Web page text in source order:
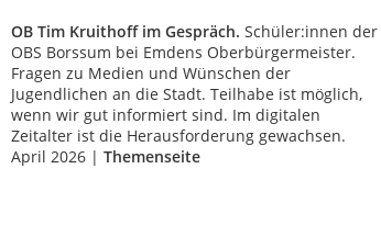
OB Tim Kruithoff im Gespräch. Schüler:innen der
OBS Borssum bei Emdens Oberbürger­meister.
Fragen zu Medien und Wünschen der
Jugendlichen an die Stadt. Teilhabe ist möglich,
wenn wir gut informiert sind. Im digitalen
Zeitalter ist die Herausforderung gewachsen.
April 2026 | Themenseite